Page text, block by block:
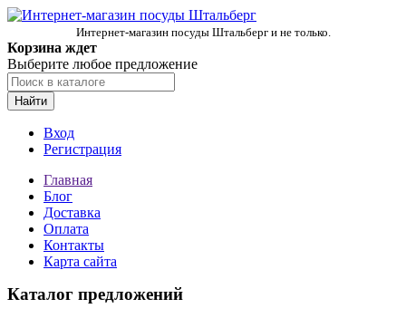
Интернет-магазин посуды Штальберг и не только.
Корзина ждет
Выберите любое предложение
Найти
Вход
Регистрация
Главная
Блог
Доставка
Оплата
Контакты
Карта сайта
Каталог предложений